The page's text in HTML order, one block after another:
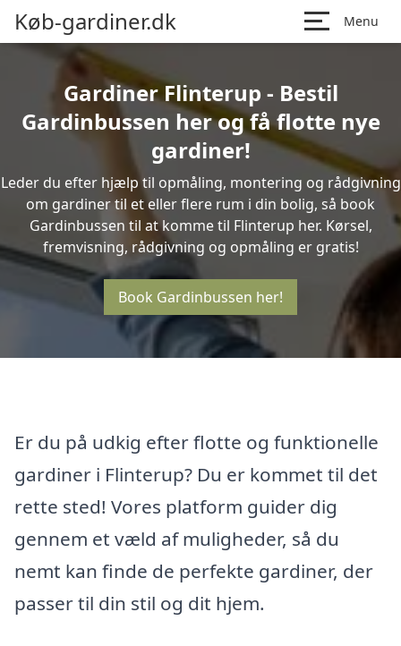
Køb-gardiner.dk Menu
Gardiner Flinterup - Bestil
Gardinbussen her og få flotte nye
gardiner!
Leder du efter hjælp til opmåling, montering og rådgivning
om gardiner til et eller flere rum i din bolig, så book
Gardinbussen til at komme til Flinterup her. Kørsel,
fremvisning, rådgivning og opmåling er gratis!
Book Gardinbussen her!
Er du på udkig efter flotte og funktionelle
gardiner i Flinterup? Du er kommet til det
rette sted! Vores platform guider dig
gennem et væld af muligheder, så du
nemt kan finde de perfekte gardiner, der
passer til din stil og dit hjem.